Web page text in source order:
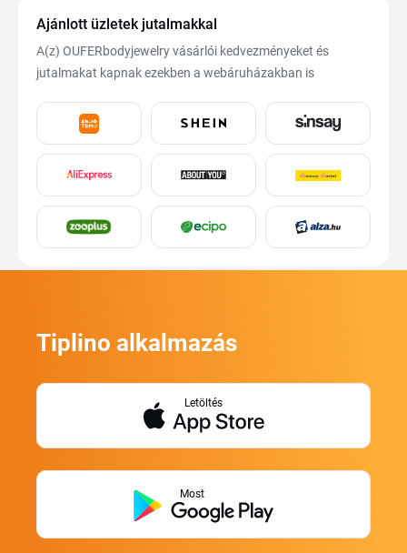
Ajánlott üzletek jutalmakkal
A(z) OUFERbodyjewelry vásárlói kedvezményeket és
jutalmakat kapnak ezekben a webáruházakban is
Tiplino alkalmazás
Letöltés
Most